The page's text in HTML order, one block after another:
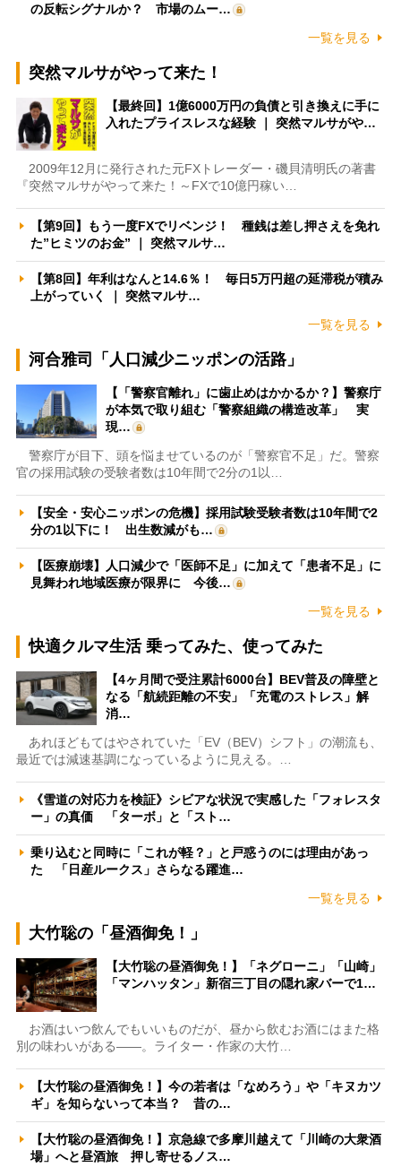
の反転シグナルか？ 市場のムー…
一覧を見る
突然マルサがやって来た！
【最終回】1億6000万円の負債と引き換えに手に
入れたプライスレスな経験 ｜ 突然マルサがや…
2009年12月に発行された元FXトレーダー・磯貝清明氏の著書
『突然マルサがやって来た！～FXで10億円稼い…
【第9回】もう一度FXでリベンジ！ 種銭は差し押さえを免れ
た”ヒミツのお金” ｜ 突然マルサ…
【第8回】年利はなんと14.6％！ 毎日5万円超の延滞税が積み
上がっていく ｜ 突然マルサ…
一覧を見る
河合雅司「人口減少ニッポンの活路」
【「警察官離れ」に歯止めはかかるか？】警察庁
が本気で取り組む「警察組織の構造改革」 実
現…
警察庁が目下、頭を悩ませているのが「警察官不足」だ。警察
官の採用試験の受験者数は10年間で2分の1以…
【安全・安心ニッポンの危機】採用試験受験者数は10年間で2
分の1以下に！ 出生数減がも…
【医療崩壊】人口減少で「医師不足」に加えて「患者不足」に
見舞われ地域医療が限界に 今後…
一覧を見る
快適クルマ生活 乗ってみた、使ってみた
【4ヶ月間で受注累計6000台】BEV普及の障壁と
なる「航続距離の不安」「充電のストレス」解
消…
あれほどもてはやされていた「EV（BEV）シフト」の潮流も、
最近では減速基調になっているように見える。…
《雪道の対応力を検証》シビアな状況で実感した「フォレスタ
ー」の真価 「ターボ」と「スト…
乗り込むと同時に「これが軽？」と戸惑うのには理由があっ
た 「日産ルークス」さらなる躍進…
一覧を見る
大竹聡の「昼酒御免！」
【大竹聡の昼酒御免！】「ネグローニ」「山崎」
「マンハッタン」新宿三丁目の隠れ家バーで1…
お酒はいつ飲んでもいいものだが、昼から飲むお酒にはまた格
別の味わいがある――。ライター・作家の大竹…
【大竹聡の昼酒御免！】今の若者は「なめろう」や「キヌカツ
ギ」を知らないって本当？ 昔の…
【大竹聡の昼酒御免！】京急線で多摩川越えて「川崎の大衆酒
場」へと昼酒旅 押し寄せるノス…